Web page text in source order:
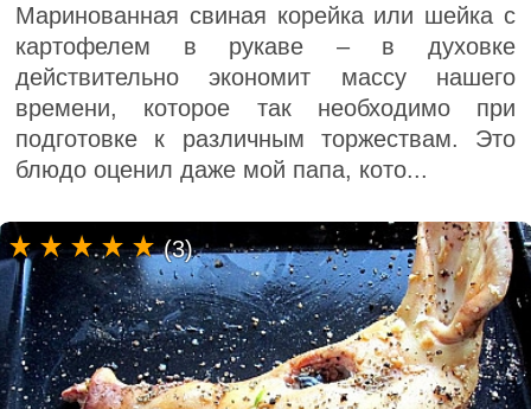
Маринованная свиная корейка или шейка с
картофелем в рукаве – в духовке
действительно экономит массу нашего
времени, которое так необходимо при
подготовке к различным торжествам. Это
блюдо оценил даже мой папа, кото...
(3)